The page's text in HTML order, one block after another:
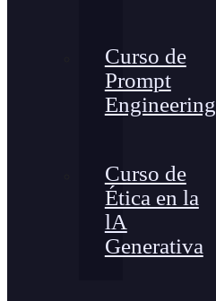
Curso de
Prompt
Engineering
Curso de
Ética en la
lA
Generativa